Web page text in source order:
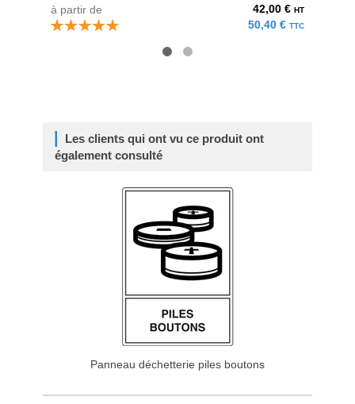
à partir de 42,00 € HT
50,40 € TTC
Les clients qui ont vu ce produit ont
également consulté
Panneau déchetterie piles boutons